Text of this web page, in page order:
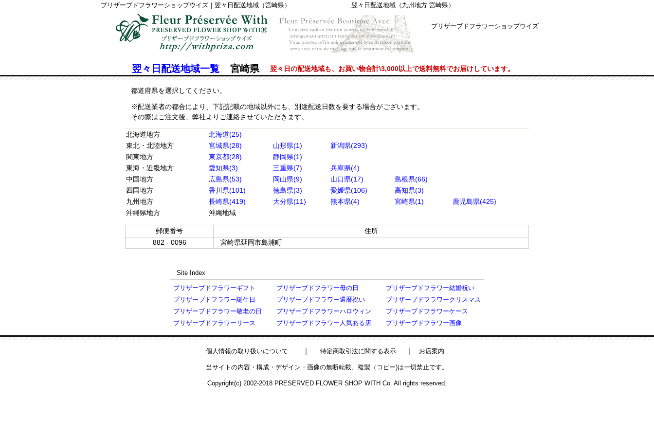
プリザーブドフラワーショップウイズ｜翌々日配送地域（宮崎県） 翌々日配送地域（九州地方 宮崎県）
プリザーブドフラワーショップウイズ
翌々日配送地域一覧 宮崎県 翌々日の配送地域も、お買い物合計\3,000以上で送料無料でお届けしています。
都道府県を選択してください。
※配送業者の都合により、下記記載の地域以外にも、別途配送日数を要する場合がございます。
その際はご注文後、弊社よりご連絡させていただきます。
北海道地方
北海道(25)
東北・北陸地方
宮城県(28) 山形県(1)
新潟県(293)
関東地方
東京都(28)
静岡県(1)
東海・近畿地方
愛知県(3) 三重県(7)
兵庫県(4)
中国地方
広島県(53) 岡山県(9) 山口県(17)
島根県(66)
四国地方
香川県(101) 徳島県(3) 愛媛県(106)
高知県(3)
九州地方
長崎県(419) 大分県(11) 熊本県(4) 宮崎県(1)
鹿児島県(425)
沖縄県地方
沖縄地域
郵便番号
住所
882 - 0096
宮崎県延岡市島浦町
Site Index
プリザーブドフラワーギフト プリザーブドフラワー母の日
プリザーブドフラワー結婚祝い
プリザーブドフラワー誕生日
プリザーブドフラワー還暦祝い
プリザーブドフラワークリスマス
プリザーブドフラワー敬老の日
プリザーブドフラワーハロウィン
プリザーブドフラワーケース
プリザーブドフラワーリース
プリザーブドフラワー人気ある店 プリザーブドフラワー画像
個人情報の取り扱いについて ｜ 特定商取引法に関する表示 ｜ お店案内
当サイトの内容・構成・デザイン・画像の無断転載、複製（コピー)は一切禁止です。
Copyright(c) 2002-2018 PRESERVED FLOWER SHOP WITH Co. All rights reserved.